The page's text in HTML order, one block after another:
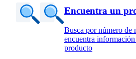
Encuentra un
Busca por número de
encuentra
producto